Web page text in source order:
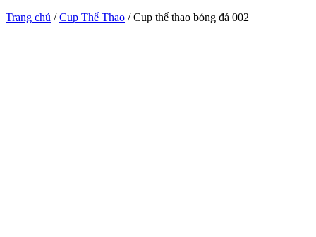
Trang chủ /Cup Thể Thao /Cup thể thao bóng đá 002